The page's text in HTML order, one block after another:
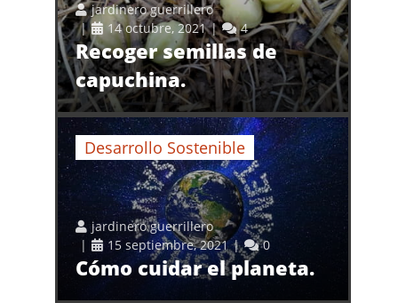
jardinero guerrillero
14 octubre, 2021
4
Recoger semillas de
capuchina.
Desarrollo Sostenible
jardinero guerrillero
15 septiembre, 2021
0
Cómo cuidar el planeta.